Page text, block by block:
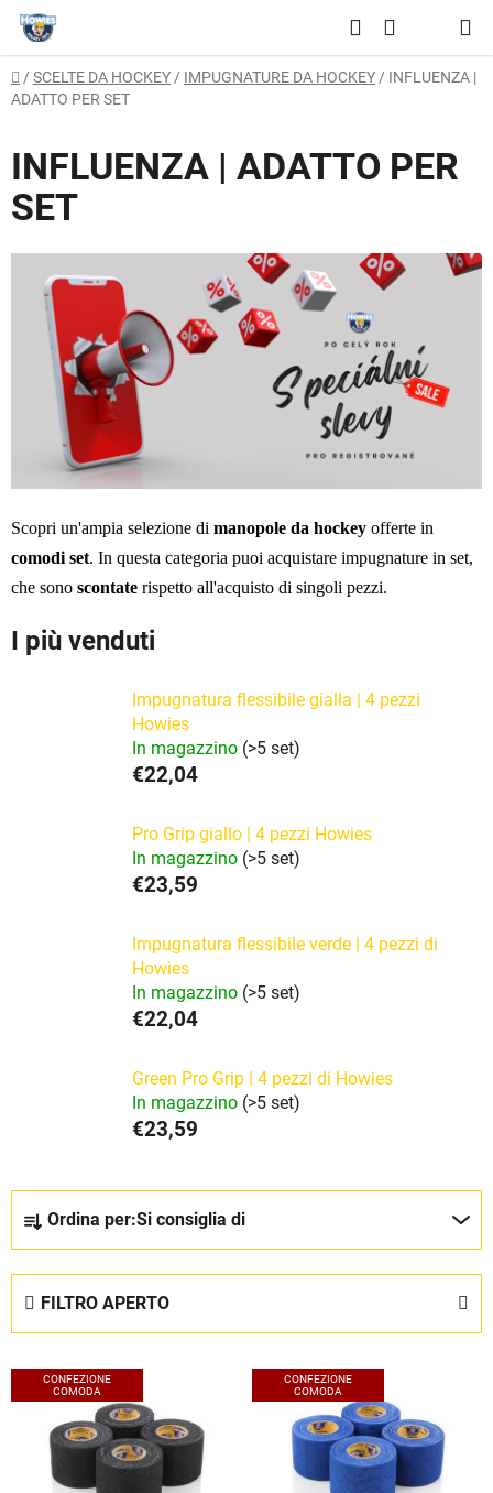
Vai
contenuto
Ricerca
DELLA
Casa
/ SCELTE DA HOCKEY / IMPUGNATURE DA HOCKEY / INFLUENZA |
ADATTO PER SET
INFLUENZA | ADATTO PER
SET
Scopri un'ampia selezione di manopole da hockey offerte in
comodi set. In questa categoria puoi acquistare impugnature in set,
che sono scontate rispetto all'acquisto di singoli pezzi.
I più venduti
Impugnatura flessibile gialla | 4 pezzi
Howies
In magazzino (>5 set)
€22,04
Pro Grip giallo | 4 pezzi Howies
In magazzino (>5 set)
€23,59
Impugnatura flessibile verde | 4 pezzi di
Howies
In magazzino (>5 set)
€22,04
Green Pro Grip | 4 pezzi di Howies
In magazzino (>5 set)
€23,59
m
e
Ordina per:Si consiglia di
FILTRO APERTO
E
l
CONFEZIONE
COMODA
CONFEZIONE
COMODA